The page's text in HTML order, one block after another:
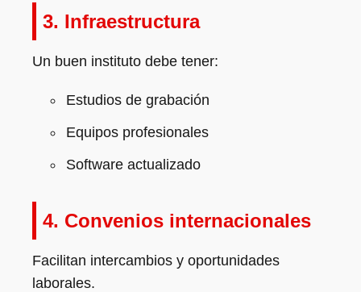
3. Infraestructura
Un buen instituto debe tener:
Estudios de grabación
Equipos profesionales
Software actualizado
4. Convenios internacionales
Facilitan intercambios y oportunidades
laborales.